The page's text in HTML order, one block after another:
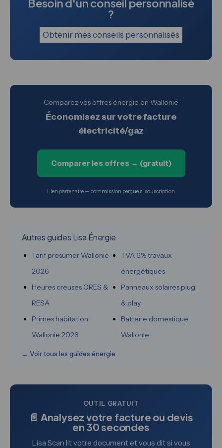
Besoin d'un conseil personnalisé
?
Obtenir mes conseils personnalisés
Comparez vos offres énergie en Wallonie
Économisez sur votre facture
électricité/gaz
Comparer les offres → (gratuit)
Lien partenaire — commission perçue si souscription
Autres guides Lisa Énergie
Tarif prosumer Wallonie
2026
Heures creuses ORES &
RESA
Primes habitation
Wallonie 2026
TVA 6% travaux
énergétiques
Panneaux solaires plug
& play
Batterie domestique
Wallonie
→ Voir tous les guides énergie
OUTIL GRATUIT
📄 Analysez votre facture ou devis
en 30 secondes
Lisa Scan lit votre document et vous dit si vous